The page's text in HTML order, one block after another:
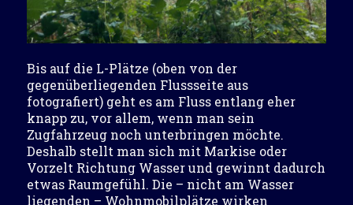
Bis auf die L-Plätze (oben von der
gegenüberliegenden Flussseite aus
fotografiert) geht es am Fluss entlang eher
knapp zu, vor allem, wenn man sein
Zugfahrzeug noch unterbringen möchte.
Deshalb stellt man sich mit Markise oder
Vorzelt Richtung Wasser und gewinnt dadurch
etwas Raumgefühl. Die – nicht am Wasser
liegenden – Wohnmobilplätze wirken